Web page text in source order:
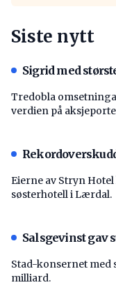
Siste nytt
Sigrid med
Tredobla
verdien på
Eierne av Stryn
søsterhotell i Lærdal.
Salsgevinst gav
Stad-konsernet med
milliard.